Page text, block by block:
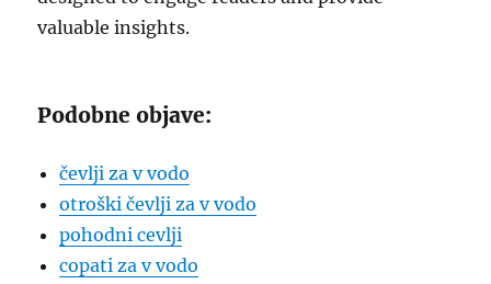
valuable insights.
Podobne objave:
čevlji za v vodo
otroški čevlji za v vodo
pohodni cevlji
copati za v vodo